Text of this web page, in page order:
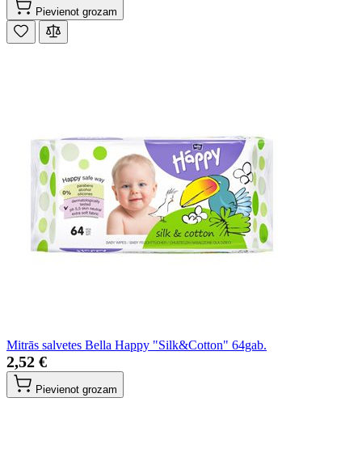
Pievienot grozam
Mitrās salvetes Bella Happy "Silk&Cotton" 64gab.
2,52 €
Pievienot grozam